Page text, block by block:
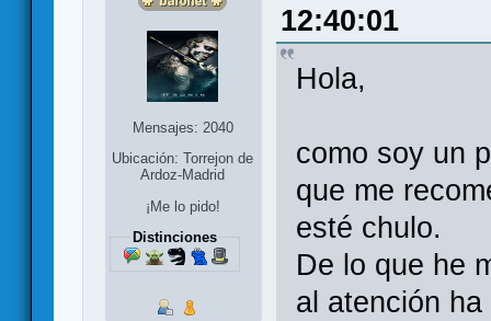
Mensajes: 2040
Ubicación: Torrejon de
Ardoz-Madrid
¡Me lo pido!
Distinciones
12:40:01
Hola,
como soy un
que me
esté chulo.
De lo que he
al atención